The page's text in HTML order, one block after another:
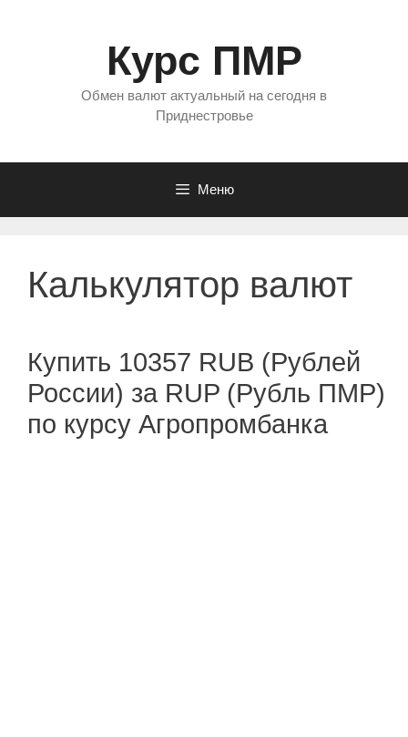
Курс ПМР
Обмен валют актуальный на сегодня в
Приднестровье
Меню
Калькулятор валют
Купить 10357 RUB (Рублей
России) за RUP (Рубль ПМР)
по курсу Агропромбанка